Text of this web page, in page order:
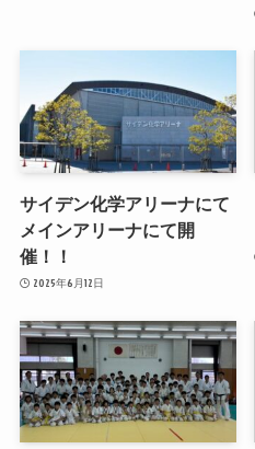
サイデン化学アリーナにて
メインアリーナにて開
催！！
2025年6月12日